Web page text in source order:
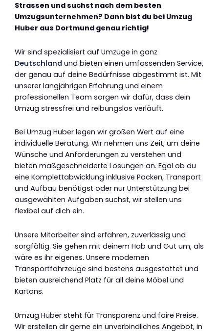
Strassen und suchst nach dem besten
Umzugsunternehmen? Dann bist du bei Umzug
Huber aus Dortmund genau richtig!
Wir sind spezialisiert auf Umzüge in ganz
Deutschland und bieten einen umfassenden Service,
der genau auf deine Bedürfnisse abgestimmt ist. Mit
unserer langjährigen Erfahrung und einem
professionellen Team sorgen wir dafür, dass dein
Umzug stressfrei und reibungslos verläuft.
Bei Umzug Huber legen wir großen Wert auf eine
individuelle Beratung. Wir nehmen uns Zeit, um deine
Wünsche und Anforderungen zu verstehen und
bieten maßgeschneiderte Lösungen an. Egal ob du
eine Komplettabwicklung inklusive Packen, Transport
und Aufbau benötigst oder nur Unterstützung bei
ausgewählten Aufgaben suchst, wir stellen uns
flexibel auf dich ein.
Unsere Mitarbeiter sind erfahren, zuverlässig und
sorgfältig. Sie gehen mit deinem Hab und Gut um, als
wäre es ihr eigenes. Unsere modernen
Transportfahrzeuge sind bestens ausgestattet und
bieten ausreichend Platz für all deine Möbel und
Kartons.
Umzug Huber steht für Transparenz und faire Preise.
Wir erstellen dir gerne ein unverbindliches Angebot, in